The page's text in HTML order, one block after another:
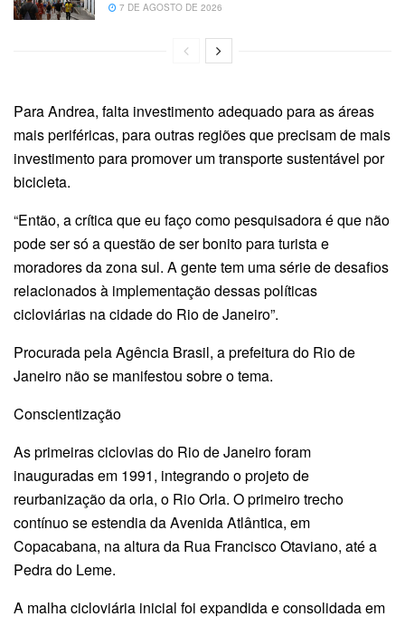
7 DE AGOSTO DE 2026
Para Andrea, falta investimento adequado para as áreas
mais periféricas, para outras regiões que precisam de mais
investimento para promover um transporte sustentável por
bicicleta.
“Então, a crítica que eu faço como pesquisadora é que não
pode ser só a questão de ser bonito para turista e
moradores da zona sul. A gente tem uma série de desafios
relacionados à implementação dessas políticas
cicloviárias na cidade do Rio de Janeiro”.
Procurada pela Agência Brasil, a prefeitura do Rio de
Janeiro não se manifestou sobre o tema.
Conscientização
As primeiras ciclovias do Rio de Janeiro foram
inauguradas em 1991, integrando o projeto de
reurbanização da orla, o Rio Orla. O primeiro trecho
contínuo se estendia da Avenida Atlântica, em
Copacabana, na altura da Rua Francisco Otaviano, até a
Pedra do Leme.
A malha cicloviária inicial foi expandida e consolidada em